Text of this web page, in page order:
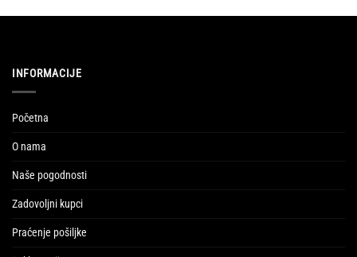
INFORMACIJE
Početna
O nama
Naše pogodnosti
Zadovoljni kupci
Praćenje pošiljke